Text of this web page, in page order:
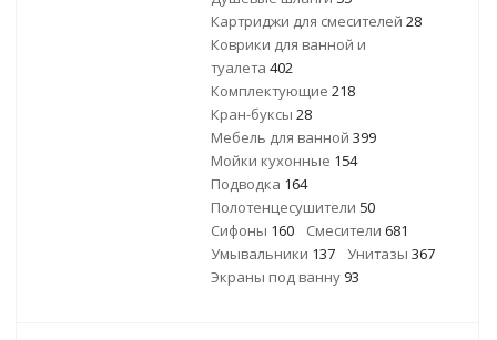
Картриджи для смесителей 28
Коврики для ванной и
туалета 402
Комплектующие 218
Кран-буксы 28
Мебель для ванной 399
Мойки кухонные 154
Подводка 164
Полотенцесушители 50
Сифоны 160 Смесители 681
Умывальники 137 Унитазы 367
Экраны под ванну 93